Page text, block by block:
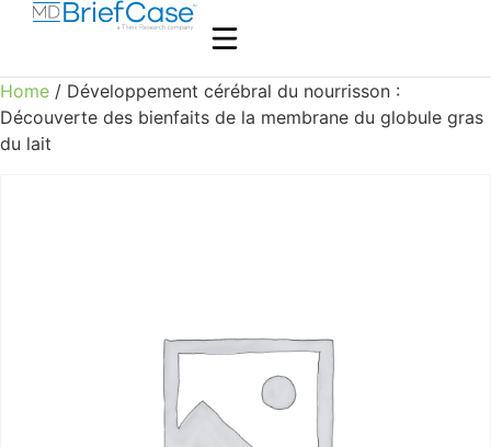
Home / Développement cérébral du nourrisson :
Découverte des bienfaits de la membrane du globule gras
du lait